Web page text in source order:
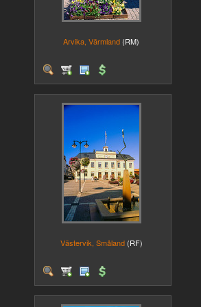
Arvika, Värmland (RM)
Västervik, Småland (RF)